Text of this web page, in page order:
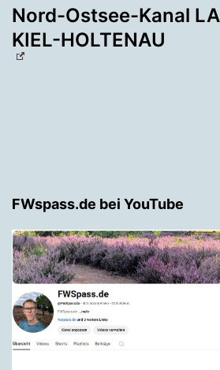
Nord-Ostsee-Kanal
KIEL-HOLTENAU
FWspass.de bei YouTube